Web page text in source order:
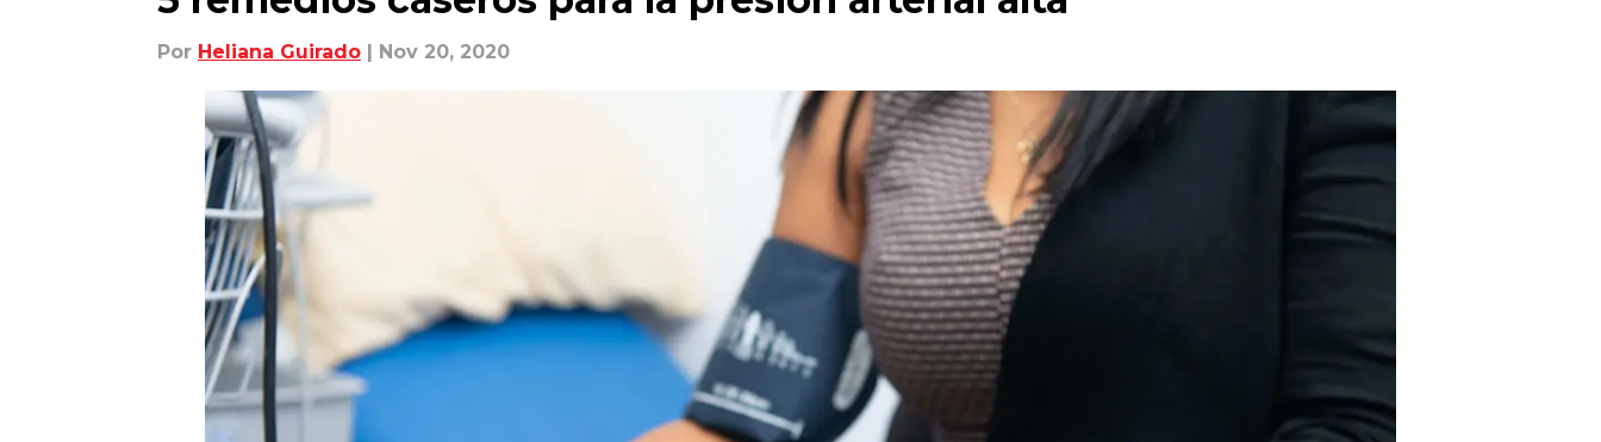
Por Heliana Guirado | Nov 20, 2020